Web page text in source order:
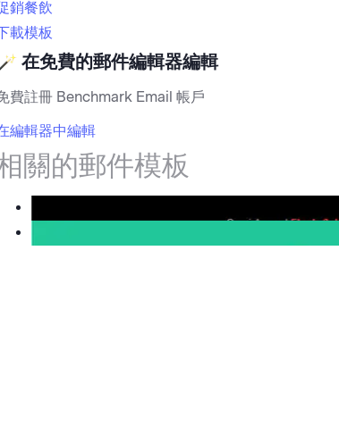
銷餐飲
載模板
在免費的郵件編輯器編輯
費註冊 Benchmark Email 帳戶
編輯器中編輯
關的郵件模板